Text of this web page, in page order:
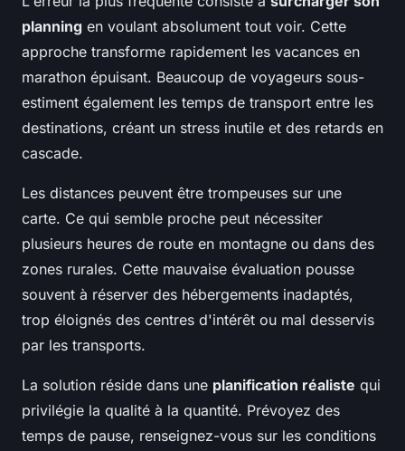
planning en voulant absolument tout voir. Cette
approche transforme rapidement les vacances en
marathon épuisant. Beaucoup de voyageurs sous-
estiment également les temps de transport entre les
destinations, créant un stress inutile et des retards en
cascade.
Les distances peuvent être trompeuses sur une
carte. Ce qui semble proche peut nécessiter
plusieurs heures de route en montagne ou dans des
zones rurales. Cette mauvaise évaluation pousse
souvent à réserver des hébergements inadaptés,
trop éloignés des centres d'intérêt ou mal desservis
par les transports.
La solution réside dans une planification réaliste qui
privilégie la qualité à la quantité. Prévoyez des
temps de pause, renseignez-vous sur les conditions